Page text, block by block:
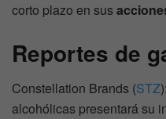
corto plazo en sus
Reportes de
Constellation Brands (STZ
alcohólicas presentará su